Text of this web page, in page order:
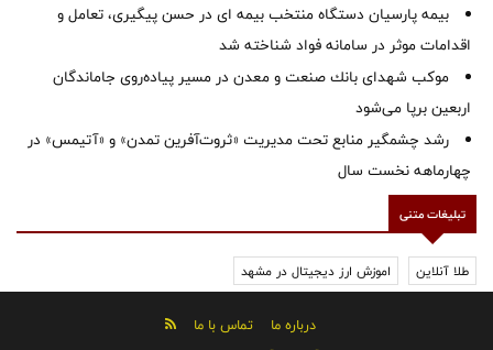
بیمه پارسیان دستگاه منتخب بیمه ای در حسن پیگیری، تعامل و
اقدامات موثر در سامانه فواد شناخته شد
موكب شهدای بانك صنعت و معدن در مسیر پیاده‌روی جاماندگان
اربعین برپا می‌شود
رشد چشمگیر منابع تحت مدیریت «ثروت‌آفرین تمدن» و «آتیمس» در
چهارماهه نخست سال
تبلیغات متنی
طلا آنلاین اموزش ارز دیجیتال در مشهد
درباره ما
تماس با ما